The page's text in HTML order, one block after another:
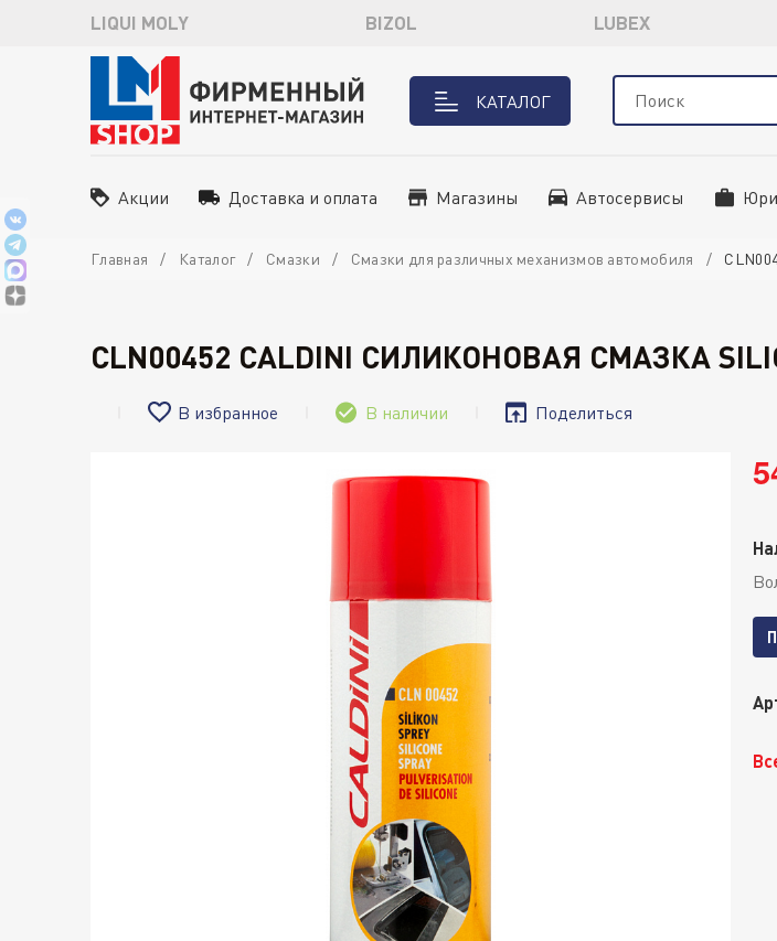
LIQUI MOLY BIZOL LUBEX
КАТАЛОГ
Акции Доставка и оплата Магазины Автосервисы
Главная Каталог Смазки Смазки для различных механизмов автомобиля
CLN00452 CALDINI СИЛИКОНОВАЯ СМАЗКА
В избранное В наличии Поделиться